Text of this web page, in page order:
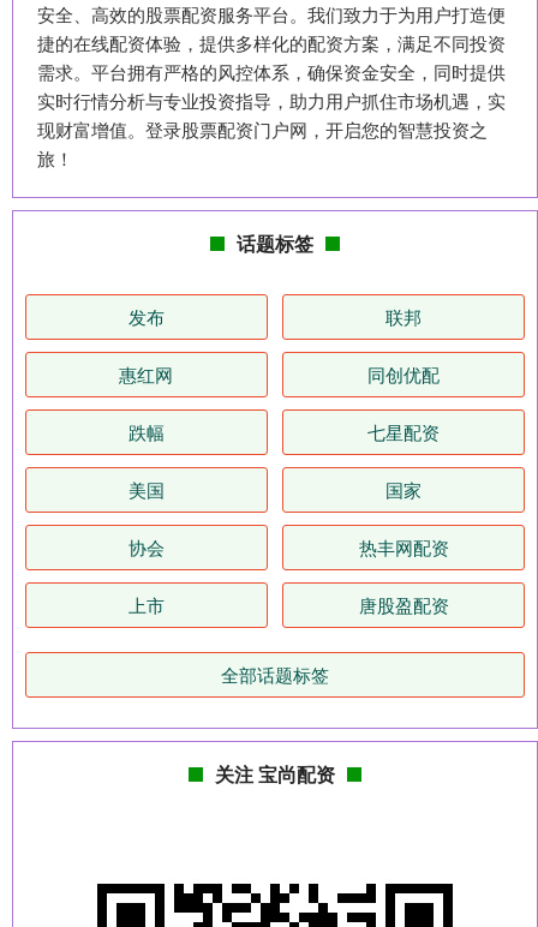
安全、高效的股票配资服务平台。我们致力于为用户打造便
捷的在线配资体验，提供多样化的配资方案，满足不同投资
需求。平台拥有严格的风控体系，确保资金安全，同时提供
实时行情分析与专业投资指导，助力用户抓住市场机遇，实
现财富增值。登录股票配资门户网，开启您的智慧投资之
旅！
话题标签
发布 联邦
惠红网 同创优配
跌幅 七星配资
美国 国家
协会 热丰网配资
上市 唐股盈配资
全部话题标签
关注 宝尚配资